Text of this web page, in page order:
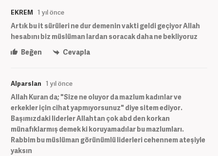
EKREM 1 yıl önce
Artık bu it sürüleri ne dur demenin vakti geldi geçiyor Allah
hesabını biz müslüman lardan soracak daha ne bekliyoruz
Beğen
Cevapla
Alparslan 1 yıl önce
Allah Kuran da; "Size ne oluyor da mazlum kadınlar ve
erkekler için cihat yapmıyorsunuz" diye sitem ediyor.
Başımızdaki liderler Allahtan çok abd den korkan
münafıklarmış demek ki koruyamadılar bu mazlumları.
Rabbim bu müslüman görünümlü liderleri cehennem ateşiyle
yaksın